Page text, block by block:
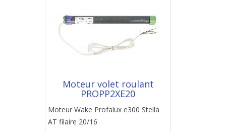
Moteur volet roulant
PROPP2XE20
Moteur Wake Profalux e300 Stella
AT filaire 20/16